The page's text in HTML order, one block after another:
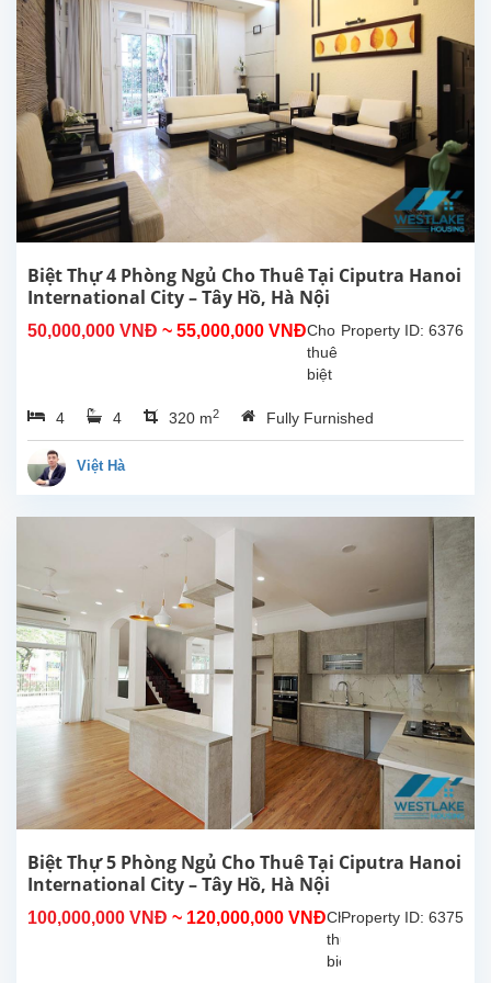
sống
hiện
đại,
sạch
đẹp
và
Cấu
trúc...
Biệt Thự 4 Phòng Ngủ Cho Thuê Tại Ciputra Hanoi
International City – Tây Hồ, Hà Nội
50,000,000 VNĐ ~ 55,000,000 VNĐ Property ID: 6376
Cho
thuê
biệt
đẹp
với
dựng
350m²,
tọa
lạc
trong
đô
thị
Ciputra
–
khu
dân
cư
cao
cấp,
ninh
4 4 320 m2 Fully Furnished
Việt Hà
Biệt Thự 5 Phòng Ngủ Cho Thuê Tại Ciputra Hanoi
International City – Tây Hồ, Hà Nội
100,000,000 VNĐ ~ 120,000,000 VNĐ Property ID: 6375
Cho
thuê
biệt